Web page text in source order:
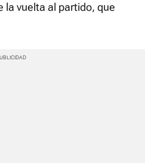
la vuelta al partido, que